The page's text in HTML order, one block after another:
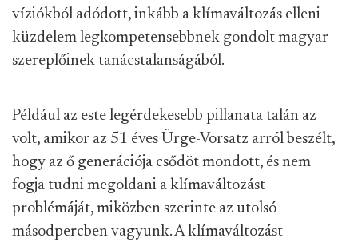
víziókból adódott, inkább a klímaváltozás elleni
küzdelem legkompetensebbnek gondolt magyar
szereplőinek tanácstalanságából.
Például az este legérdekesebb pillanata talán az
volt, amikor az 51 éves Ürge-Vorsatz arról beszélt,
hogy az ő generációja csődöt mondott, és nem
fogja tudni megoldani a klímaváltozást
problémáját, miközben szerinte az utolsó
másodpercben vagyunk. A klímaváltozást